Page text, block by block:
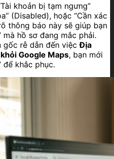
khoản bị tạm ngưng”
(Disabled), hoặc “Cần xác
thông báo này sẽ giúp bạn
mà hồ sơ đang mắc phải.
gốc rễ dẫn đến việcĐịa
Google Maps, bạn mới
để khắc phục.